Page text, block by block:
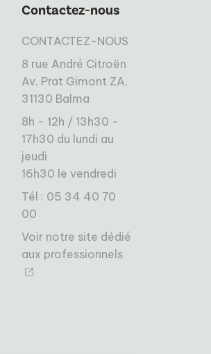
Contactez-nous
CONTACTEZ-NOUS
8 rue André Citroën
Av. Prat Gimont ZA,
31130 Balma
8h - 12h / 13h30 -
17h30 du lundi au
jeudi
16h30 le vendredi
Tél : 05 34 40 70
00
Voir notre site dédié
aux professionnels